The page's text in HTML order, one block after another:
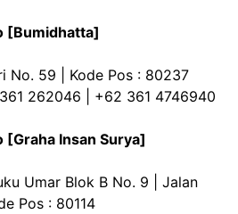
[Bumidhatta]
No. 59 | Kode Pos : 80237
262046 | +62 361 4746940
Insan Surya]
Umar Blok B No. 9 | Jalan
Pos : 80114